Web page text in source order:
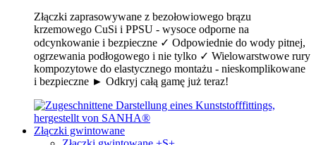
Złączki zaprasowywane z bezołowiowego brązu
krzemowego CuSi i PPSU - wysoce odporne na
odcynkowanie i bezpieczne ✓ Odpowiednie do wody pitnej,
ogrzewania podłogowego i nie tylko ✓ Wielowarstwowe rury
kompozytowe do elastycznego montażu - nieskomplikowane
i bezpieczne ► Odkryj całą gamę już teraz!
Złączki gwintowane